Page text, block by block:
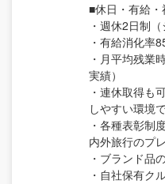
■休日・有給
・週休2日制
・有給消化率
・月平均残業
実績）
・連休取得も
しやすい環境
・各種表彰制
内外旅行のプ
・ブランド品
・自社保有ク